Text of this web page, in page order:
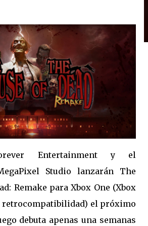
Entertainment y el
Studio lanzarán The
Remake para Xbox One (Xbox
retrocompatibilidad) el próximo
debuta apenas una semanas